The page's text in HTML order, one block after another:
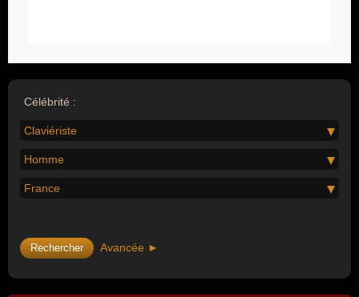
Célébrité :
Claviériste
Homme
France
Avancée ►